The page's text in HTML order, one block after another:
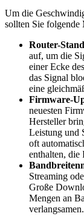
Um die
sollten Sie folgende
Router-
auf, um die
einer Ecke
das Signal
eine
Firmware-
neuesten
Hersteller
Leistung und
oft
enthalten, die
Streaming
Große
Mengen an